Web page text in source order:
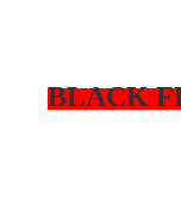
BLACK